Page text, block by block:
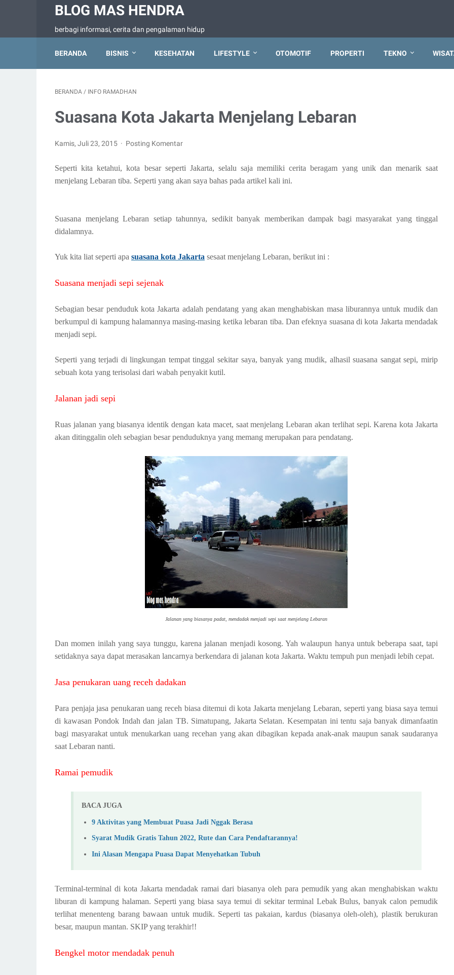
BLOG MAS HENDRA
berbagi informasi, cerita dan pengalaman hidup
BERANDA BISNIS KESEHATAN LIFESTYLE OTOMOTIF PROPERTI TEKNO
BERANDA / INFO RAMADHAN
Suasana Kota Jakarta Menjelang Lebaran
Kamis, Juli 23, 2015 Posting Komentar
Seperti kita ketahui, kota besar seperti Jakarta, selalu saja memiliki cerita beragam yang unik dan menarik saat
menjelang Lebaran tiba. Seperti yang akan saya bahas pada artikel kali ini.
Suasana menjelang Lebaran setiap tahunnya, sedikit banyak memberikan dampak bagi masyarakat yang tinggal
didalamnya.
Yuk kita liat seperti apa suasana kota Jakarta sesaat menjelang Lebaran, berikut ini :
Suasana menjadi sepi sejenak
Sebagian besar penduduk kota Jakarta adalah pendatang yang akan menghabiskan masa liburannya untuk mudik dan
berkumpul di kampung halamannya masing-masing ketika lebaran tiba. Dan efeknya suasana di kota Jakarta mendadak
menjadi sepi.
Seperti yang terjadi di lingkungan tempat tinggal sekitar saya, banyak yang mudik, alhasil suasana sangat sepi, mirip
sebuah kota yang terisolasi dari wabah penyakit kutil.
Jalanan jadi sepi
Ruas jalanan yang biasanya identik dengan kata macet, saat menjelang Lebaran akan terlihat sepi. Karena kota Jakarta
akan ditinggalin oleh sebagian besar penduduknya yang memang merupakan para pendatang.
Jalanan yang biasanya padat, mendadak menjadi sepi saat menjelang Lebaran
Dan momen inilah yang saya tunggu, karena jalanan menjadi kosong. Yah walaupun hanya untuk beberapa saat, tapi
setidaknya saya dapat merasakan lancarnya berkendara di jalanan kota Jakarta. Waktu tempuh pun menjadi lebih cepat.
Jasa penukaran uang receh dadakan
Para penjaja jasa penukaran uang receh biasa ditemui di kota Jakarta menjelang Lebaran, seperti yang biasa saya temui
di kawasan Pondok Indah dan jalan TB. Simatupang, Jakarta Selatan. Kesempatan ini tentu saja banyak dimanfaatin
bagi masyarakat untuk menukarkan uang recehan yang akan dibagikan kepada anak-anak maupun sanak saudaranya
saat Lebaran nanti.
Ramai pemudik
BACA JUGA
9 Aktivitas yang Membuat Puasa Jadi Nggak Berasa
Syarat Mudik Gratis Tahun 2022, Rute dan Cara Pendaftarannya!
Ini Alasan Mengapa Puasa Dapat Menyehatkan Tubuh
Terminal-terminal di kota Jakarta mendadak ramai dari biasanya oleh para pemudik yang akan menghabiskan waktu
liburan di kampung halaman. Seperti yang biasa saya temui di sekitar terminal Lebak Bulus, banyak calon pemudik
terlihat menenteng barang bawaan untuk mudik. Seperti tas pakaian, kardus (biasanya oleh-oleh), plastik berukuran
besar, maupun mantan. SKIP yang terakhir!!
Bengkel motor mendadak penuh